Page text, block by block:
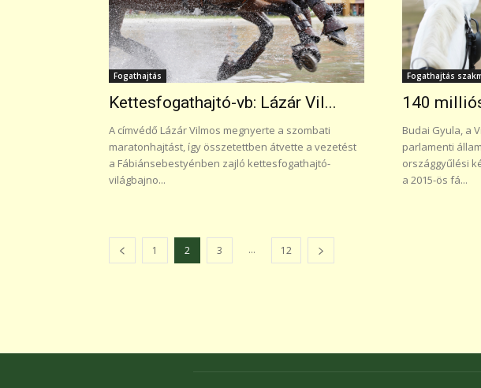
Fogathajtás
Kettesfogathajtó-vb: Lázár Vil...
A címvédő Lázár Vilmos megnyerte a szombati
maratonhajtást, így összetettben átvette a vezetést
a Fábiánsebestyénben zajló kettesfogathajtó-
világbajno...
Fogathajtás
140
Budai Gyula, a
parlamenti
országgyűlési
a 2015-ös fá...
1 2 3 ... 12